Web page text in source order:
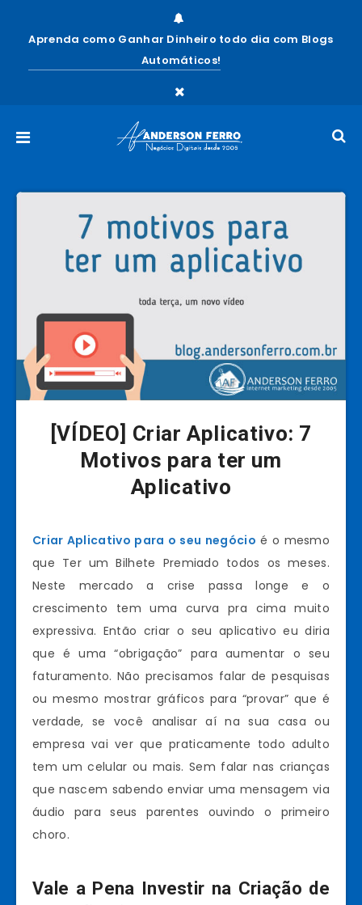
Aprenda como Ganhar Dinheiro todo dia com Blogs
Automáticos!
[VÍDEO] Criar Aplicativo: 7
Motivos para ter um
Aplicativo
Criar Aplicativo para o seu negócio é o mesmo
que Ter um Bilhete Premiado todos os meses.
Neste mercado a crise passa longe e o
crescimento tem uma curva pra cima muito
expressiva. Então criar o seu aplicativo eu diria
que é uma “obrigação” para aumentar o seu
faturamento. Não precisamos falar de pesquisas
ou mesmo mostrar gráficos para “provar” que é
verdade, se você analisar aí na sua casa ou
empresa vai ver que praticamente todo adulto
tem um celular ou mais. Sem falar nas crianças
que nascem sabendo enviar uma mensagem via
áudio para seus parentes ouvindo o primeiro
choro.
Vale a Pena Investir na Criação de